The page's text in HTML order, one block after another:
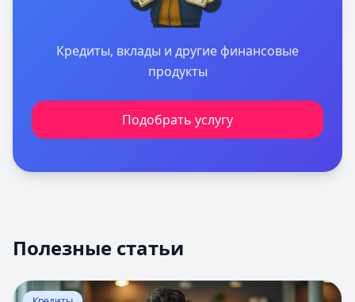
Кредиты, вклады и другие финансовые
продукты
Подобрать услугу
Полезные статьи
Перейти к статье:Кредитная линия банков